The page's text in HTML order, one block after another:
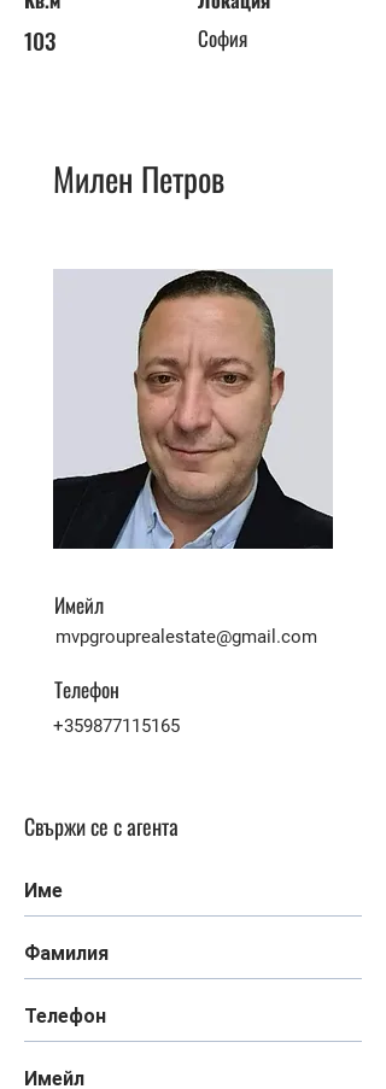
103 София
Милен Петров
Имейл
mvpgrouprealestate@gmail.com
Телефон
+359877115165
Свържи се с агента